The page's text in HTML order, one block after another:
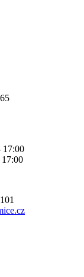
17:00
17:00